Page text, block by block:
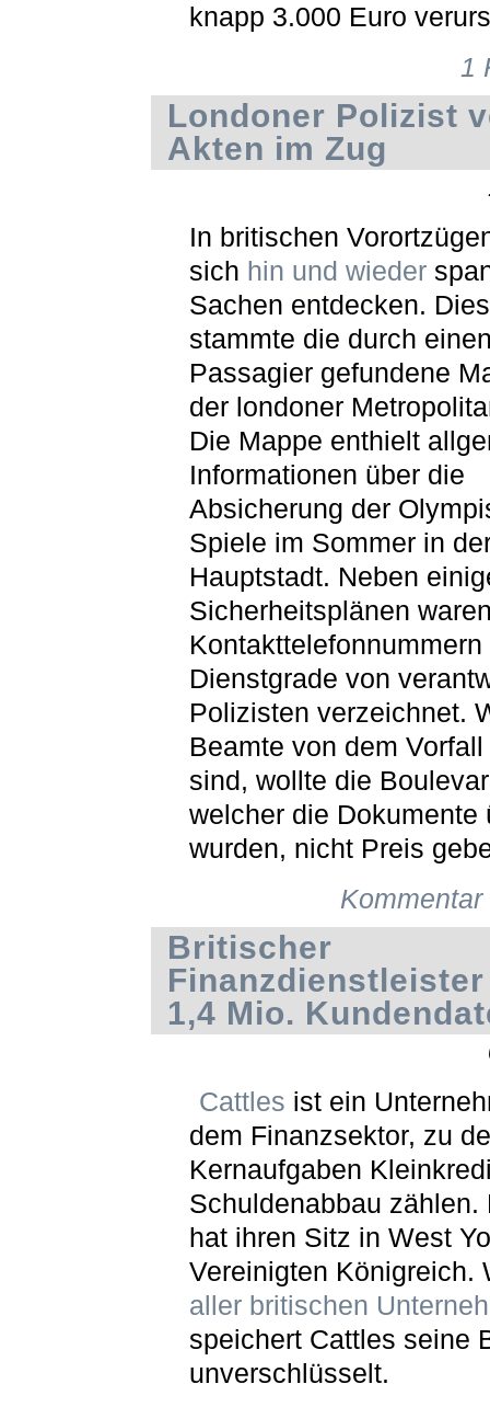
knapp 3.000 Euro
1
Londoner Polizist
Akten im Zug
In britischen
sich hin und wieder
Sachen entdecken.
stammte die durch
Passagier gefundene
der londoner
Die Mappe enthielt
Informationen über die
Absicherung der
Spiele im Sommer in
Hauptstadt. Neben
Sicherheitsplänen
Kontakttelefonnummern
Dienstgrade von
Polizisten verzeichnet.
Beamte von dem
sind, wollte die
welcher die Dokumente
wurden, nicht Preis
Britischer
1,4 Mio.
Cattles ist ein
dem Finanzsektor, zu
Kernaufgaben
Schuldenabbau zählen.
hat ihren Sitz in West
Vereinigten Königreich.
aller britischen
speichert Cattles seine
unverschlüsselt.